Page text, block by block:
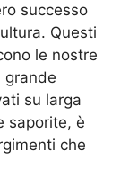
successo
Questi
le nostre
grande
su larga
saporite, è
che